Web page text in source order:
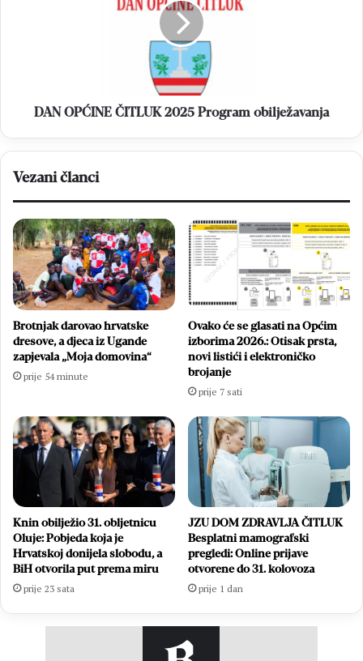
DAN OPĆINE ČITLUK 2025 Program obilježavanja
Vezani članci
Brotnjak darovao hrvatske
dresove, a djeca iz Ugande
zapjevala „Moja domovina“
prije 54 minute
Ovako će se glasati na Općim
izborima 2026.: Otisak prsta,
novi listići i elektroničko
brojanje
prije 7 sati
Knin obilježio 31. obljetnicu
Oluje: Pobjeda koja je
Hrvatskoj donijela slobodu, a
BiH otvorila put prema miru
prije 23 sata
JZU DOM ZDRAVLJA ČITLUK
Besplatni mamografski
pregledi: Online prijave
otvorene do 31. kolovoza
prije 1 dan